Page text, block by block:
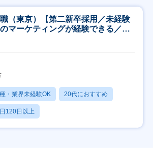
（東京）【第二新卒採用／未経験
マーケティングが経験できる／研
・業界未経験OK 20代におすすめ
120日以上